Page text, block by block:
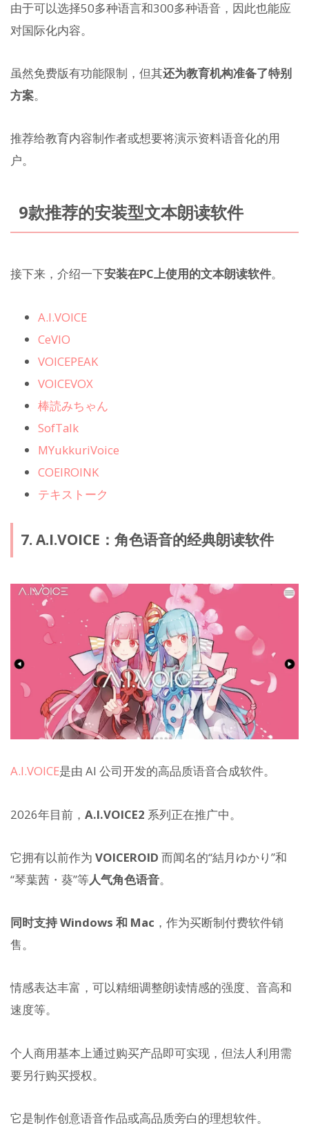
由于可以选择50多种语言和300多种语音，因此也能应
对国际化内容。
虽然免费版有功能限制，但其还为教育机构准备了特别
方案。
推荐给教育内容制作者或想要将演示资料语音化的用
户。
9款推荐的安装型文本朗读软件
接下来，介绍一下安装在PC上使用的文本朗读软件。
A.I.VOICE
CeVIO
VOICEPEAK
VOICEVOX
棒読みちゃん
SofTalk
MYukkuriVoice
COEIROINK
テキストーク
7. A.I.VOICE：角色语音的经典朗读软件
A.I.VOICE是由 AI 公司开发的高品质语音合成软件。
2026年目前， A.I.VOICE2 系列正在推广中。
它拥有以前作为 VOICEROID 而闻名的“結月ゆかり”和
“琴葉茜・葵”等人气角色语音。
同时支持 Windows 和 Mac ，作为买断制付费软件销
售。
情感表达丰富，可以精细调整朗读情感的强度、音高和
速度等。
个人商用基本上通过购买产品即可实现，但法人利用需
要另行购买授权。
它是制作创意语音作品或高品质旁白的理想软件。